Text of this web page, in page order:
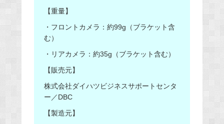
【重量】
・フロントカメラ：約99g（ブラケット含
む）
・リアカメラ：約35g（ブラケット含む）
【販売元】
株式会社ダイハツビジネスサポートセンタ
ー／DBC
【製造元】